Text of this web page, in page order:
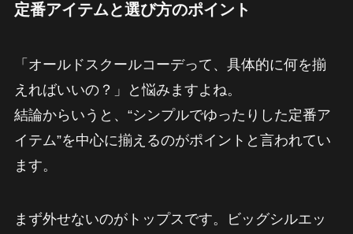
定番アイテムと選び方のポイント
「オールドスクールコーデって、具体的に何を揃
えればいいの？」と悩みますよね。
結論からいうと、“シンプルでゆったりした定番ア
イテム”を中心に揃えるのがポイントと言われてい
ます。
まず外せないのがトップスです。ビッグシルエッ